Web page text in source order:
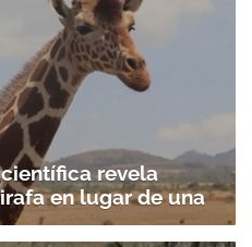
revela
en lugar de una